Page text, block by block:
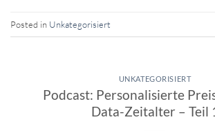
Posted in Unkategorisiert
UNKATEGORISIERT
Podcast: Personalisierte
Data-Zeitalter – Teil